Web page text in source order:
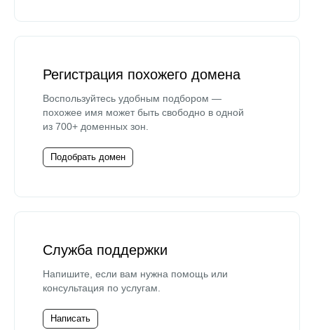
Регистрация похожего домена
Воспользуйтесь удобным подбором —
похожее имя может быть свободно в одной
из 700+ доменных зон.
Подобрать домен
Служба поддержки
Напишите, если вам нужна помощь или
консультация по услугам.
Написать